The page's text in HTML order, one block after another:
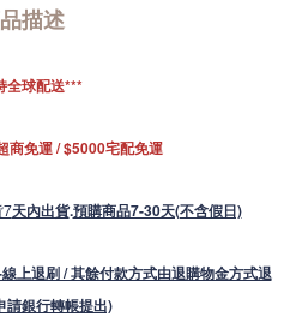
描述
全球配送***
商免運 / $5000宅配免運
7天內出貨.預購商品7-30天(不含假日)
上退刷 / 其餘付款方式由退購物金方式退
請銀行轉帳提出)